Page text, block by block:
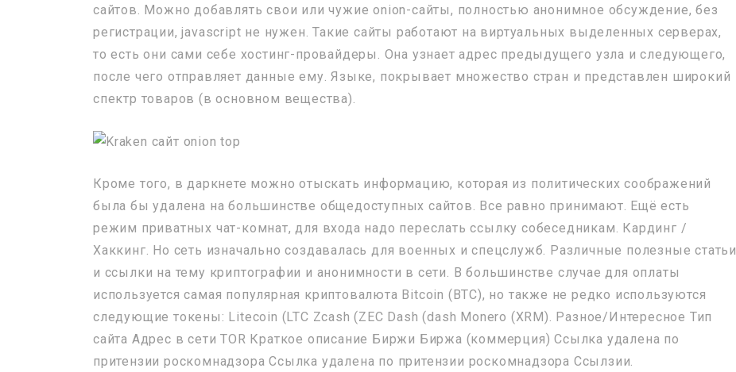
сайтов. Можно добавлять свои или чужие onion-сайты, полностью анонимное обсуждение, без
регистрации, javascript не нужен. Такие сайты работают на виртуальных выделенных серверах,
то есть они сами себе хостинг-провайдеры. Она узнает адрес предыдущего узла и следующего,
после чего отправляет данные ему. Языке, покрывает множество стран и представлен широкий
спектр товаров (в основном вещества).
Кроме того, в даркнете можно отыскать информацию, которая из политических соображений
была бы удалена на большинстве общедоступных сайтов. Все равно принимают. Ещё есть
режим приватных чат-комнат, для входа надо переслать ссылку собеседникам. Кардинг /
Хаккинг. Но сеть изначально создавалась для военных и спецслужб. Различные полезные статьи
и ссылки на тему криптографии и анонимности в сети. В большинстве случае для оплаты
используется самая популярная криптовалюта Bitcoin (BTC), но также не редко используются
следующие токены: Litecoin (LTC Zcash (ZEC Dash (dash Monero (XRM). Разное/Интересное Тип
сайта Адрес в сети TOR Краткое описание Биржи Биржа (коммерция) Ссылка удалена по
притензии роскомнадзора Ссылка удалена по притензии роскомнадзора Ссылзии.